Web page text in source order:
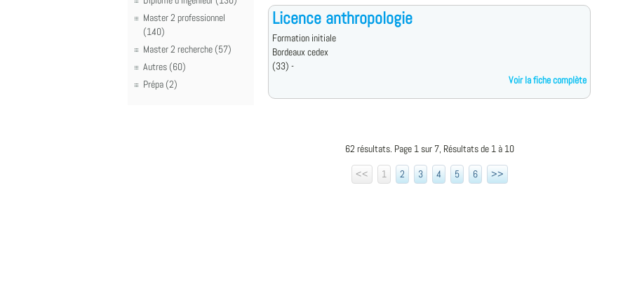
Master 2 professionnel
(140)
Master 2 recherche (57)
Autres (60)
Prépa (2)
Licence anthropologie
Formation initiale
Bordeaux cedex
(33) -
Voir la fiche complète
62 résultats. Page 1 sur 7, Résultats de 1 à 10
<<
1 2 3 4 5 6 >>